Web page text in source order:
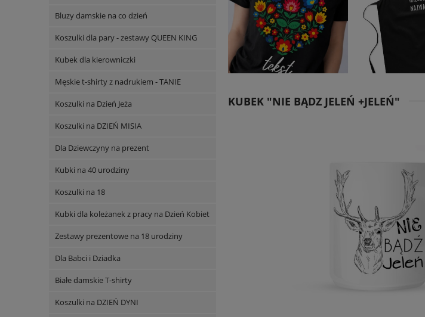
Bluzy damskie na co dzień
Koszulki dla pary - zestawy QUEEN KING
Kubek dla kierowniczki
Męskie t-shirty z nadrukiem - TANIE
Koszulki na Dzień Jeża
Koszulki na DZIEŃ MISIA
Dla Dziewczyny na prezent
Kubki na 40 urodziny
Koszulki na 18
Kubki dla koleżanek z pracy na Dzień Kobiet
Zestawy prezentowe na 18 urodziny
Dla Babci i Dziadka
Białe damskie T-shirty
Koszulki na DZIEŃ DYNI
KUBEK "NIE BĄDZ JELEŃ +JELEŃ"